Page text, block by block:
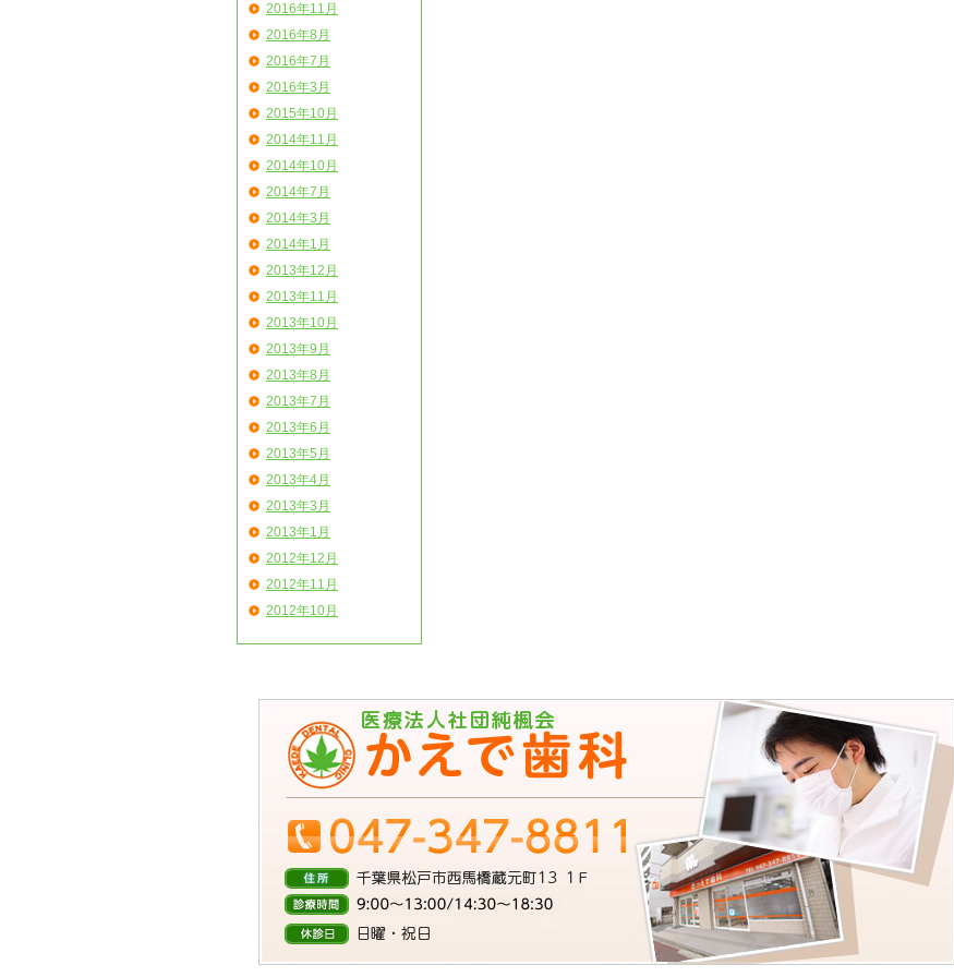
2016年11月
2016年8月
2016年7月
2016年3月
2015年10月
2014年11月
2014年10月
2014年7月
2014年3月
2014年1月
2013年12月
2013年11月
2013年10月
2013年9月
2013年8月
2013年7月
2013年6月
2013年5月
2013年4月
2013年3月
2013年1月
2012年12月
2012年11月
2012年10月